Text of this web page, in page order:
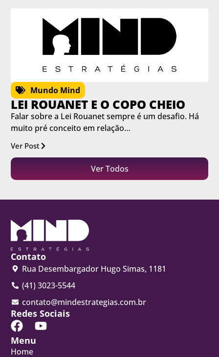
Mundo Mind
LEI ROUANET E O COPO CHEIO
Falar sobre a Lei Rouanet sempre é um desafio. Há
muito pré conceito em relação…
Ver Post
Ver Todos
Contato
Rua Desembargador Hugo Simas, 1181
(41) 3023-5544
contato@mindestrategias.com.br
Redes Sociais
Menu
Home